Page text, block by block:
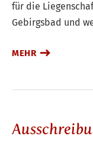
für die
Gebirgsbad und
MEHR